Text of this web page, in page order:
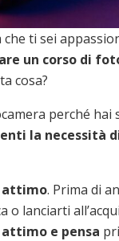
che ti sei
un corso di
cosa?
perché hai
la necessità
attimo. Prima di
o lanciarti
e pensa